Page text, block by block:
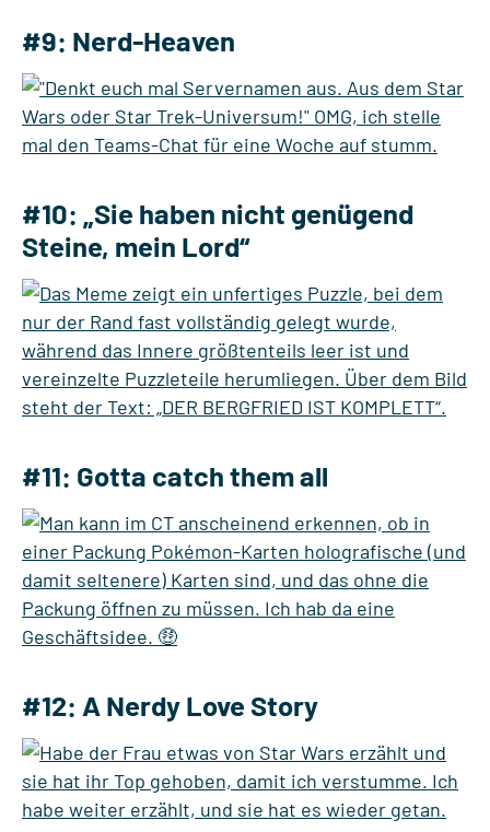
#9: Nerd-Heaven
#10: „Sie haben nicht genügend
Steine, mein Lord“
#11: Gotta catch them all
#12: A Nerdy Love Story